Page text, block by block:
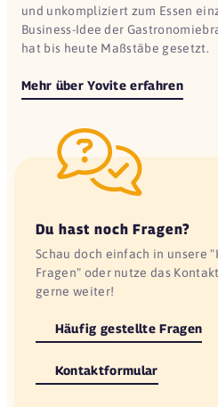
und unkompliziert zum Essen
Business-Idee der
hat bis heute Maßstäbe gesetzt.
Mehr über Yovite erfahren
Du hast noch Fragen?
Schau doch einfach in unsere
Fragen" oder nutze das
gerne weiter!
Häufig gestellte Fragen
Kontaktformular